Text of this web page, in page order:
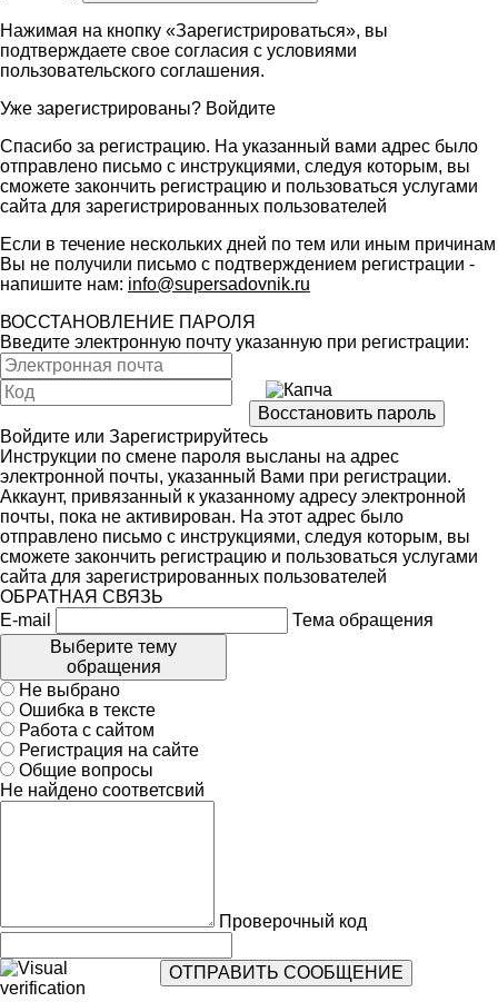
Нажимая на кнопку «Зарегистрироваться», вы
подтверждаете свое согласия с условиями
пользовательского соглашения.
Уже зарегистрированы? Войдите
Спасибо за регистрацию. На указанный вами адрес было
отправлено письмо с инструкциями, следуя которым, вы
сможете закончить регистрацию и пользоваться услугами
сайта для зарегистрированных пользователей
Если в течение нескольких дней по тем или иным причинам
Вы не получили письмо с подтверждением регистрации -
напишите нам: info@supersadovnik.ru
ВОССТАНОВЛЕНИЕ ПАРОЛЯ
Введите электронную почту указанную при регистрации:
Войдите или Зарегистрируйтесь
Инструкции по смене пароля высланы на адрес
электронной почты, указанный Вами при регистрации.
Аккаунт, привязанный к указанному адресу электронной
почты, пока не активирован. На этот адрес было
отправлено письмо с инструкциями, следуя которым, вы
сможете закончить регистрацию и пользоваться услугами
сайта для зарегистрированных пользователей
ОБРАТНАЯ СВЯЗЬ
E-mail
Тема обращения
Выберите тему
обращения
Не выбрано
Ошибка в тексте
Работа с сайтом
Регистрация на сайте
Общие вопросы
Не найдено соответсвий
Проверочный код